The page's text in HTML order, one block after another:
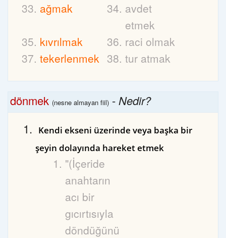
ağmak
avdet
etmek
kıvrılmak
raci olmak
tekerlenmek
tur atmak
dönmek (nesne almayan fiil) -Nedir?
Kendi ekseni üzerinde veya başka bir
şeyin dolayında hareket etmek
"(İçeride
anahtarın
acı bir
gıcırtısıyla
döndüğünü